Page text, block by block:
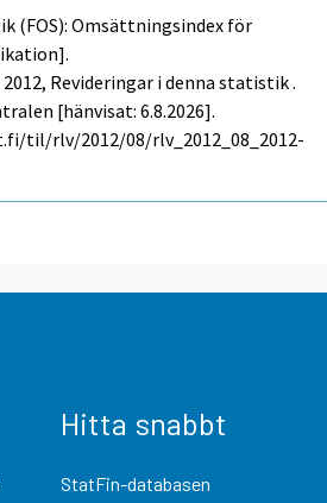
(FOS): Omsättningsindex för
2012, Revideringar i denna statistik .
[hänvisat: 6.8.2026].
til/rlv/2012/08/rlv_2012_08_2012-
Hitta snabbt
StatFin-databasen